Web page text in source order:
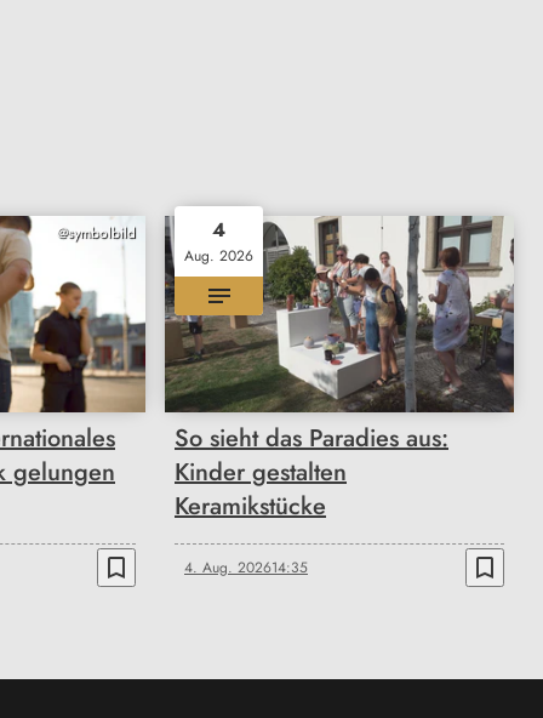
@symbolbild
gelungen
bookmark_border
4
Aug. 2026
So sieht das Paradies aus:
Kinder gestalten
Keramikstücke
4. Aug. 202614:35 bookmark_border